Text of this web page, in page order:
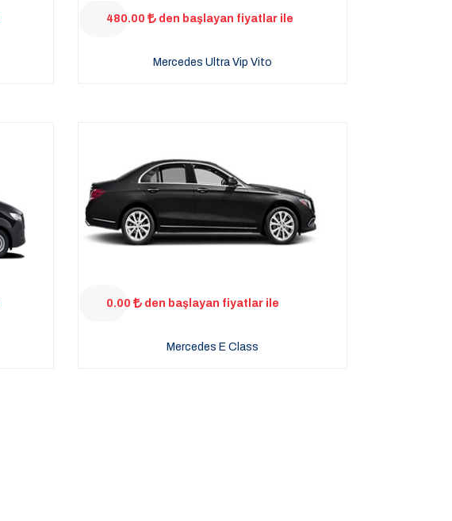
480.00 den başlayan fiyatlar ile
Mercedes Ultra Vip Vito
0.00 den başlayan fiyatlar ile
Mercedes E Class